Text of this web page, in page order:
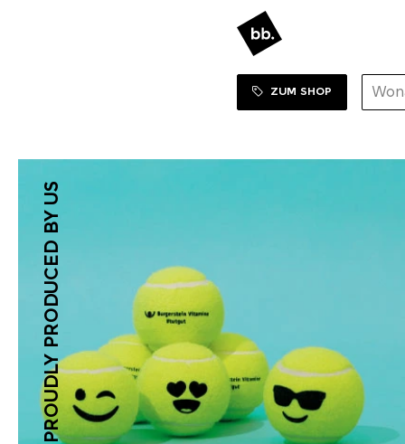
ZUM SHOP
PROUDLY PRODUCED BY US